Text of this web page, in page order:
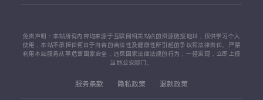
TikTok账号购买
API 接口文档
代理对接文档
免责声明：本站所有内容均来源于互联网相关站点的资源链接地址，仅供学习个人
使用，本站不承担任何由于内容的合法性及健康性所引起的争议和法律责任。严禁
利用本站服务从事危害国家安全，违反国家法律法规的行为，一经发现，立即上报
当地公安部门。
服务条款 隐私政策 退款政策